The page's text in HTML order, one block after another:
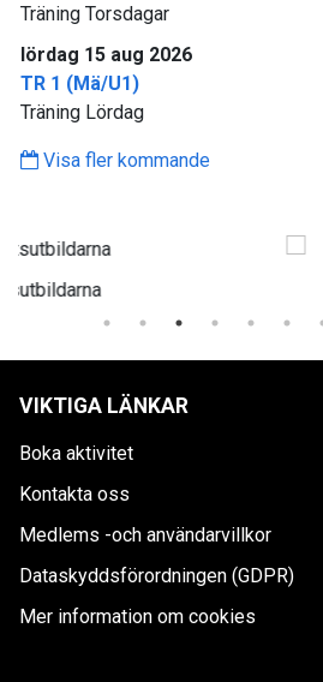
Träning Torsdagar
lördag 15 aug 2026
TR 1 (Mä/U1)
Träning Lördag
Visa fler kommande
VIKTIGA LÄNKAR
Boka aktivitet
Kontakta oss
Medlems -och användarvillkor
Dataskyddsförordningen (GDPR)
Mer information om cookies